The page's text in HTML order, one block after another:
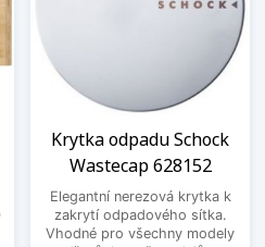
Krytka odpadu Schock
Wastecap 628152
Elegantní nerezová krytka k
zakrytí odpadového sítka.
Vhodné pro všechny modely